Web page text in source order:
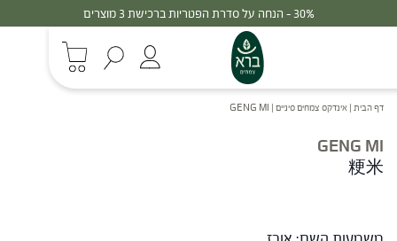
30% - הנחה על סדרת הפטריות ברכישת 3 מוצרים
דף הבית | אינדקס צמחים סיניים |
GENG MI
GENG MI
粳米